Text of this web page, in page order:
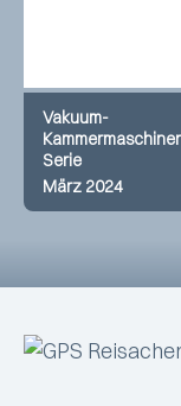
Vakuum-
Serie
März 2024